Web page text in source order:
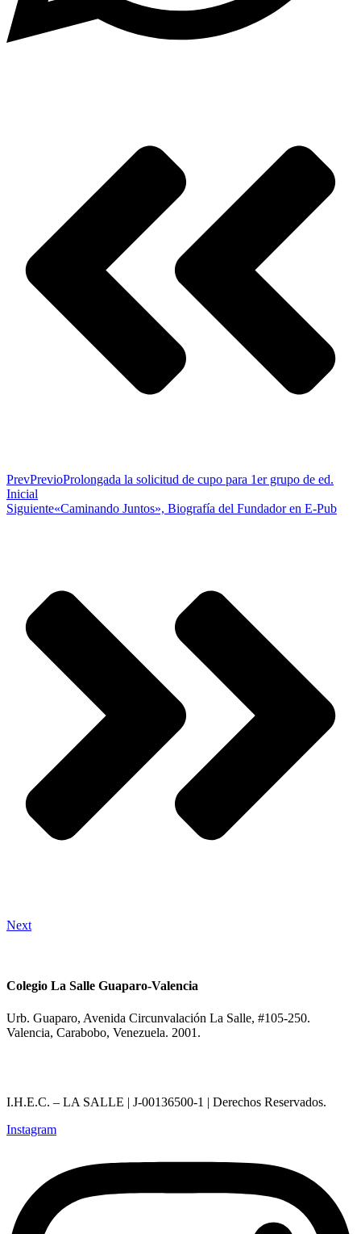
PrevPrevioProlongada la solicitud de cupo para 1er grupo de ed.
Inicial
Siguiente«Caminando Juntos», Biografía del Fundador en E-Pub
Next
Colegio La Salle Guaparo-Valencia
Urb. Guaparo, Avenida Circunvalación La Salle, #105-250.
Valencia, Carabobo, Venezuela. 2001.
I.H.E.C. – LA SALLE | J-00136500-1 | Derechos Reservados.
Instagram